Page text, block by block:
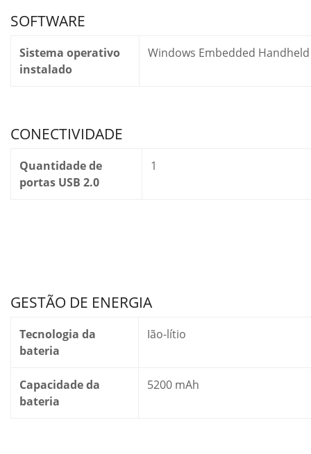
SOFTWARE
Sistema operativo
instalado
Windows Embedded
CONECTIVIDADE
Quantidade de
portas USB 2.0
1
GESTÃO DE ENERGIA
Tecnologia da
bateria
Ião-lítio
Capacidade da
bateria
5200 mAh